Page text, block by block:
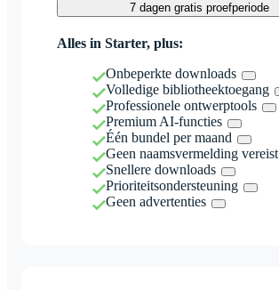
7 dagen gratis proefperiode
Alles in Starter, plus:
Onbeperkte downloads
Volledige bibliotheektoegang
Professionele ontwerptools
Premium AI-functies
Één bundel per maand
Geen naamsvermelding vereist
Snellere downloads
Prioriteitsondersteuning
Geen advertenties